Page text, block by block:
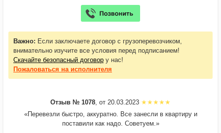
Важно: Если заключаете договор с грузоперевозчиком,
внимательно изучите все условия перед подписанием!
Скачайте безопасный договор у нас!
Пожаловаться на исполнителя
Отзыв № 1078, от 20.03.2023
«Перевезли быстро, аккуратно. Все занесли в квартиру и
поставили как надо. Советуем.»